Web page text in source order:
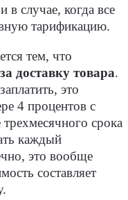
в случае, когда все
тарификацию.
тем, что
доставку товара.
это
4 процентов с
срока
каждый
это вообще
составляет